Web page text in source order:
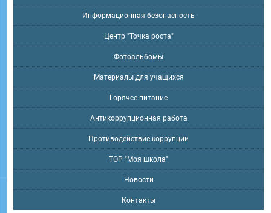
Информационная безопасность
Центр "Точка роста"
Фотоальбомы
Материалы для учащихся
Горячее питание
Антикоррупционная работа
Противодействие коррупции
ТОР "Моя школа"
Новости
Контакты